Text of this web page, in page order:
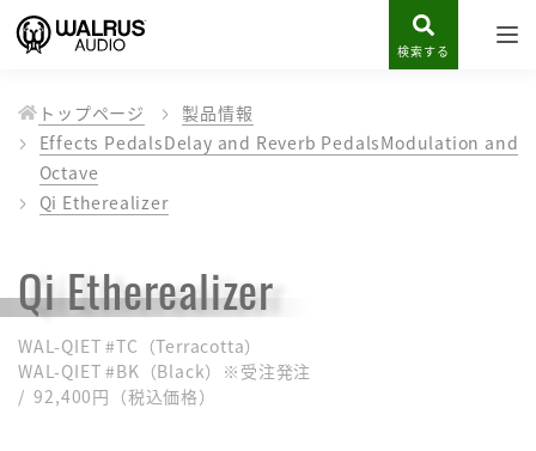
検索する
トップページ
製品情報
Effects PedalsDelay and Reverb PedalsModulation and
Octave
Qi Etherealizer
Qi Etherealizer
WAL-QIET #TC（Terracotta）
WAL-QIET #BK（Black）※受注発注
/ 92,400円（税込価格）